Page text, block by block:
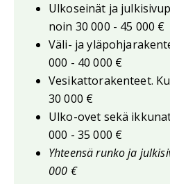
Ulkoseinät ja
noin 30 000 - 45 000 €
Väli- ja
000 - 40 000 €
Vesikattorakenteet.
30 000 €
Ulko-ovet sekä
000 - 35 000 €
Yhteensä runko ja
000 €